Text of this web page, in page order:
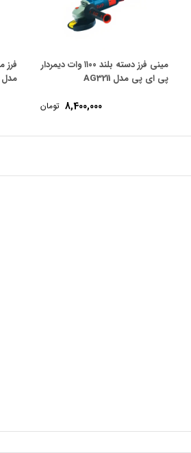
مینی فرز دسته بلند ۱۱۰۰ وات دیمردار
پی ای پی مدل AG3211
8,400,000 تومان
مدل AG-150A